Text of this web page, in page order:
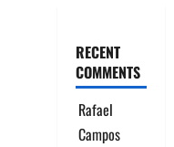
RECENT
COMMENTS
Rafael
Campos